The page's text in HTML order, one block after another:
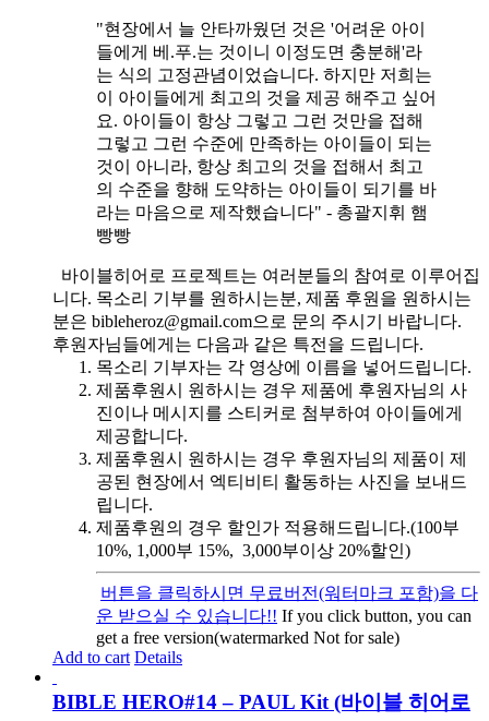
"현장에서 늘 안타까웠던 것은 '어려운 아이
들에게 베.푸.는 것이니 이정도면 충분해'라
는 식의 고정관념이었습니다. 하지만 저희는
이 아이들에게 최고의 것을 제공 해주고 싶어
요. 아이들이 항상 그렇고 그런 것만을 접해
그렇고 그런 수준에 만족하는 아이들이 되는
것이 아니라, 항상 최고의 것을 접해서 최고
의 수준을 향해 도약하는 아이들이 되기를 바
라는 마음으로 제작했습니다" - 총괄지휘 햄
빵빵
바이블히어로 프로젝트는 여러분들의 참여로 이루어집
니다. 목소리 기부를 원하시는분, 제품 후원을 원하시는
분은 bibleheroz@gmail.com으로 문의 주시기 바랍니다.
후원자님들에게는 다음과 같은 특전을 드립니다.
목소리 기부자는 각 영상에 이름을 넣어드립니다.
제품후원시 원하시는 경우 제품에 후원자님의 사
진이나 메시지를 스티커로 첨부하여 아이들에게
제공합니다.
제품후원시 원하시는 경우 후원자님의 제품이 제
공된 현장에서 엑티비티 활동하는 사진을 보내드
립니다.
제품후원의 경우 할인가 적용해드립니다.(100부
10%, 1,000부 15%, 3,000부이상 20%할인)
버튼을 클릭하시면 무료버전(워터마크 포함)을 다
운 받으실 수 있습니다!! If you click button, you can
get a free version(watermarked Not for sale)
Add to cart Details
BIBLE HERO#14 – PAUL Kit (바이블 히어로